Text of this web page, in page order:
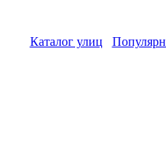
Каталог улиц